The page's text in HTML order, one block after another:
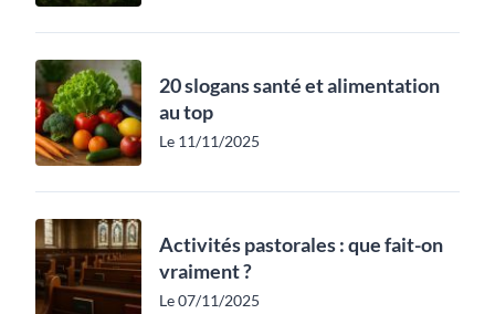
20 slogans santé et alimentation
au top
Le 11/11/2025
Activités pastorales : que fait-on
vraiment ?
Le 07/11/2025